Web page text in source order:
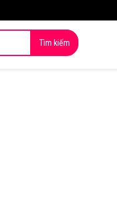
Tìm kiếm